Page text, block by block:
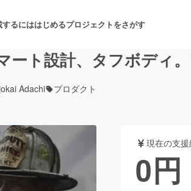
るにははじめるプロジェクトをさがす
舞台・パフォーマンス
フード・飲食店
ート設計、タフボディ
Adachi プロダクト
現在の支
0円